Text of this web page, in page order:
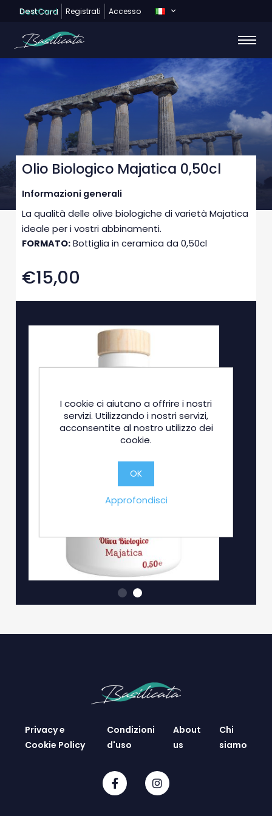
DestCard Registrati Accesso
Olio Biologico Majatica 0,50cl
Informazioni generali
La qualità delle olive biologiche di varietà Majatica
ideale per i vostri abbinamenti.
FORMATO: Bottiglia in ceramica da 0,50cl
€15,00
Privacy e
Cookie Policy
Condizioni
d'uso
About
us
Chi
siamo
I cookie ci aiutano a offrire i nostri
servizi. Utilizzando i nostri servizi,
acconsentite al nostro utilizzo dei
cookie.
OK
Approfondisci